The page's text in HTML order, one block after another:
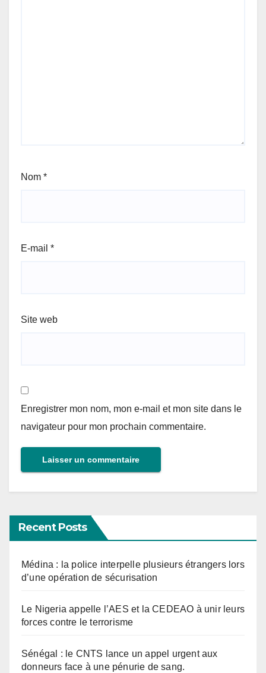
Nom *
E-mail *
Site web
Enregistrer mon nom, mon e-mail et mon site dans le
navigateur pour mon prochain commentaire.
Recent Posts
Médina : la police interpelle plusieurs étrangers lors
d’une opération de sécurisation
Le Nigeria appelle l’AES et la CEDEAO à unir leurs
forces contre le terrorisme
Sénégal : le CNTS lance un appel urgent aux
donneurs face à une pénurie de sang.